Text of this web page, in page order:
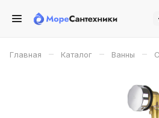
Главная – Каталог – Ванны –